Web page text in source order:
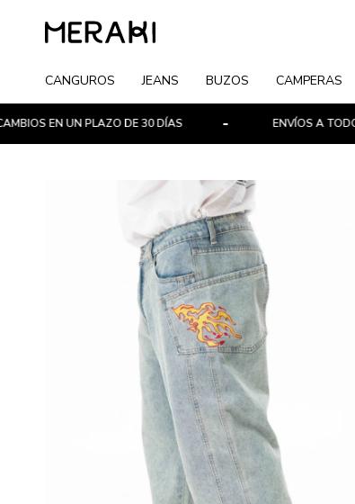
CANGUROS JEANS BUZOS CAMPERAS
UN PLAZO DE 30 DÍAS ENVÍOS A TODO EL PAÍS